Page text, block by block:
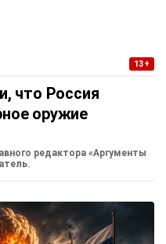
13+
что Россия
оружие
редактора «Аргументы